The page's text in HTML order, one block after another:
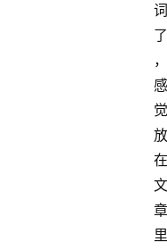
词
了
，
感
觉
放
在
文
章
里